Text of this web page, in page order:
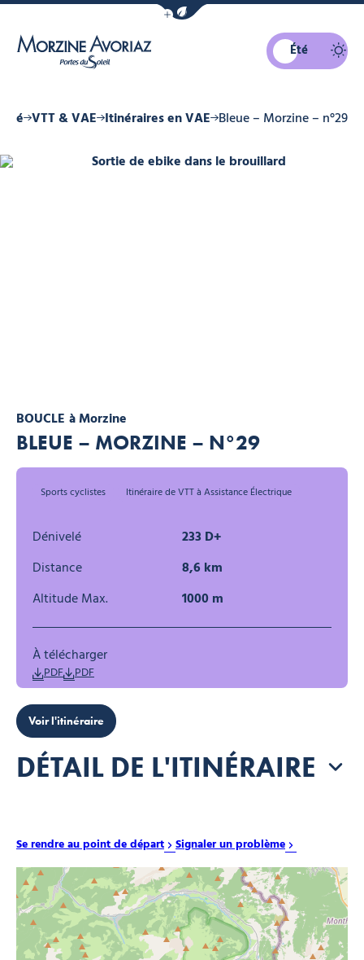
Afficher la barre de navigation du
Été
été VTT & VAE Itinéraires en VAE Bleue – Morzine – n°29
BOUCLE à Morzine
BLEUE – MORZINE – N°29
Sortie de ebike dans le brouillard,
DÉTAIL DE L'ITINÉRAIRE
Sports cyclistes Itinéraire de VTT à Assistance Électrique
Dénivelé
233 D+
Distance
8,6 km
Altitude Max.
1000 m
À télécharger
PDF PDF
Voir l'itinéraire
Se rendre au point de départ Signaler un problème